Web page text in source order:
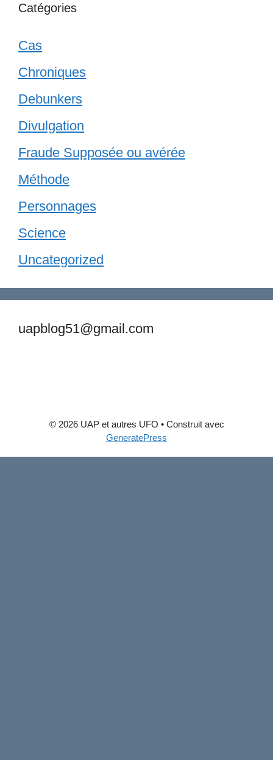
Catégories
Cas
Chroniques
Debunkers
Divulgation
Fraude Supposée ou avérée
Méthode
Personnages
Science
Uncategorized
uapblog51@gmail.com
© 2026 UAP et autres UFO • Construit avec
GeneratePress